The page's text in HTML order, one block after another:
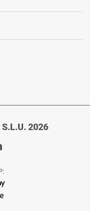
2026
Ir
de
La
Voz